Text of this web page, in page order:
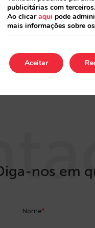
Vamos
nos em
publicitárias com terceiros.
Ao clicaraqui pode
mais informações sobre
Aceitar